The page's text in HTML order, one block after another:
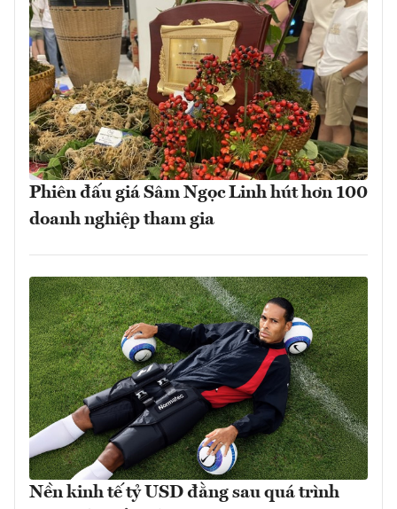
Phiên đấu giá Sâm Ngọc Linh hút hơn 100
doanh nghiệp tham gia
Nền kinh tế tỷ USD đằng sau quá trình